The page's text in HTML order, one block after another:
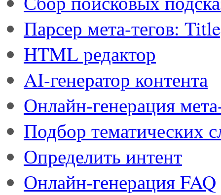
Парсер мета-тегов:
HTML редактор
AI-генератор контента
Онлайн-генерация
Подбор тематических
Определить интент
Онлайн-генерация FAQ